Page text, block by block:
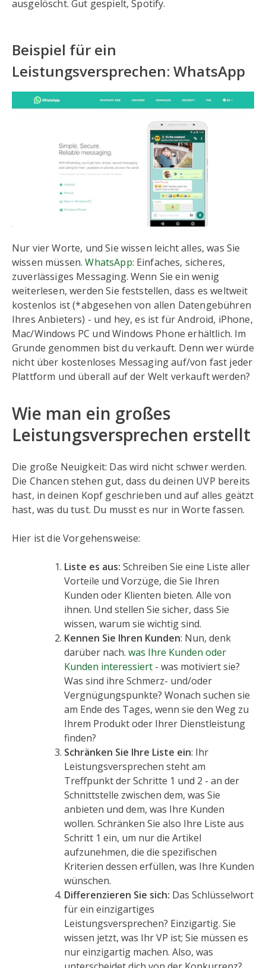
ausgelöscht. Gut gespielt, Spotify.
Beispiel für ein
Leistungsversprechen: WhatsApp
Nur vier Worte, und Sie wissen leicht alles, was Sie
wissen müssen.WhatsApp: Einfaches, sicheres,
zuverlässiges Messaging. Wenn Sie ein wenig
weiterlesen, werden Sie feststellen, dass es weltweit
kostenlos ist (*abgesehen von allen Datengebühren
Ihres Anbieters) - und hey, es ist für Android, iPhone,
Mac/Windows PC und Windows Phone erhältlich. Im
Grunde genommen bist du verkauft. Denn wer würde
nicht über kostenloses Messaging auf/von fast jeder
Plattform und überall auf der Welt verkauft werden?
Wie man ein großes
Leistungsversprechen erstellt
Die große Neuigkeit: Das wird nicht schwer werden.
Die Chancen stehen gut, dass du deinen UVP bereits
hast, in deinen Kopf geschrieben und auf alles geätzt
hast, was du tust. Du musst es nur in Worte fassen.
Hier ist die Vorgehensweise:
Liste es aus: Schreiben Sie eine Liste aller
Vorteile und Vorzüge, die Sie Ihren
Kunden oder Klienten bieten. Alle von
ihnen. Und stellen Sie sicher, dass Sie
wissen, warum sie wichtig sind.
Kennen Sie Ihren Kunden: Nun, denk
darüber nach. was Ihre Kunden oder
Kunden interessiert - was motiviert sie?
Was sind ihre Schmerz- und/oder
Vergnügungspunkte? Wonach suchen sie
am Ende des Tages, wenn sie den Weg zu
Ihrem Produkt oder Ihrer Dienstleistung
finden?
Schränken Sie Ihre Liste ein: Ihr
Leistungsversprechen steht am
Treffpunkt der Schritte 1 und 2 - an der
Schnittstelle zwischen dem, was Sie
anbieten und dem, was Ihre Kunden
wollen. Schränken Sie also Ihre Liste aus
Schritt 1 ein, um nur die Artikel
aufzunehmen, die die spezifischen
Kriterien dessen erfüllen, was Ihre Kunden
wünschen.
Differenzieren Sie sich: Das Schlüsselwort
für ein einzigartiges
Leistungsversprechen? Einzigartig. Sie
wissen jetzt, was Ihr VP ist; Sie müssen es
nur einzigartig machen. Also, was